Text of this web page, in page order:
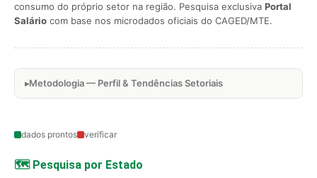
consumo do próprio setor na região. Pesquisa exclusiva Portal
Salário com base nos microdados oficiais do CAGED/MTE.
Metodologia — Perfil & Tendências Setoriais
dados prontos verificar
🗺️ Pesquisa por Estado